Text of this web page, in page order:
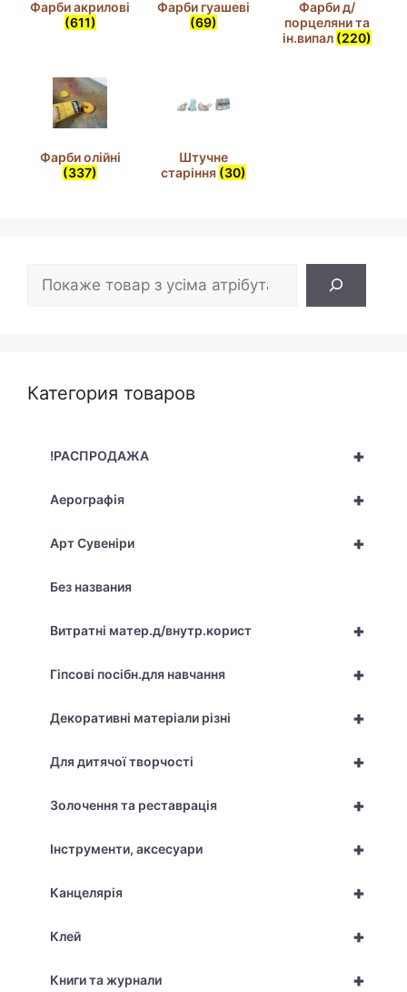
Фарби акрилові
(611)
Фарби гуашеві
(69)
Фарби д/
порцеляни та
ін.випал (220)
Фарби олійні
(337)
Штучне
старіння (30)
Категория товаров
+
!РАСПРОДАЖА
+
Аерографія
+
Арт Сувеніри
Без названия
+
Витратні матер.д/внутр.корист
+
Гіпсові посібн.для навчання
+
Декоративні матеріали різні
+
Для дитячої творчості
+
Золочення та реставрація
+
Інструменти, аксесуари
+
Канцелярія
+
Клей
+
Книги та журнали